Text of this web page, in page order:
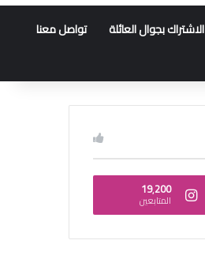
الاشتراك بجوال العائلة تواصل معنا
19٬200
المتابعين